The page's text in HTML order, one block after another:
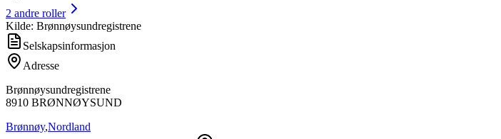
2 andre roller
Kilde: Brønnøysundregistrene
Selskapsinformasjon
Adresse
Brønnøysundregistrene
8910 BRØNNØYSUND
Brønnøy,Nordland